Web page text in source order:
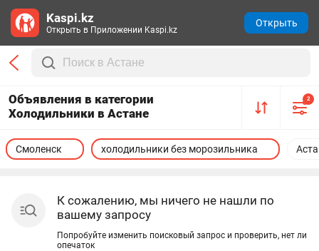
Объявления в категории
Холодильники в Астане
2
Смоленск холодильники без морозильника
К сожалению, мы ничего не нашли по
вашему запросу
Попробуйте изменить поисковый запрос и проверить, нет ли
опечаток
Kaspi.kz
Открыть в Приложении Kaspi.kz
Открыть